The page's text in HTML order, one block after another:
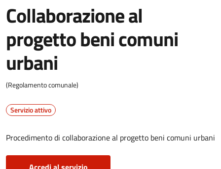
Collaborazione al
progetto beni comuni
urbani
(Regolamento comunale)
Servizio attivo
Procedimento di collaborazione al progetto beni comuni urbani